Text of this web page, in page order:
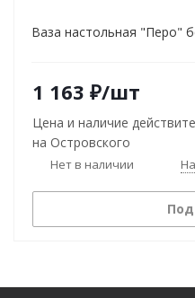
Ваза настольная "Перо"
1 163 ₽/шт
Цена и наличие
на Островского
Нет в наличии
Под